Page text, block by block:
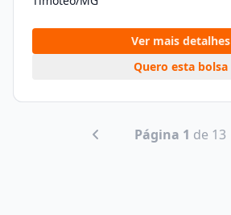
Ver mais detalhes
Quero esta bolsa
Página 1 de 13